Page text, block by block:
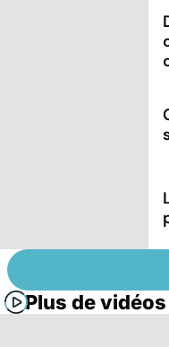
Plus de vidéos